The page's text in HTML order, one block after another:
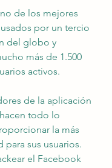
de los mejores
por un tercio
del globo y
más de 1.500
activos.
de la aplicación
todo lo
la más
para sus usuarios.
el Facebook